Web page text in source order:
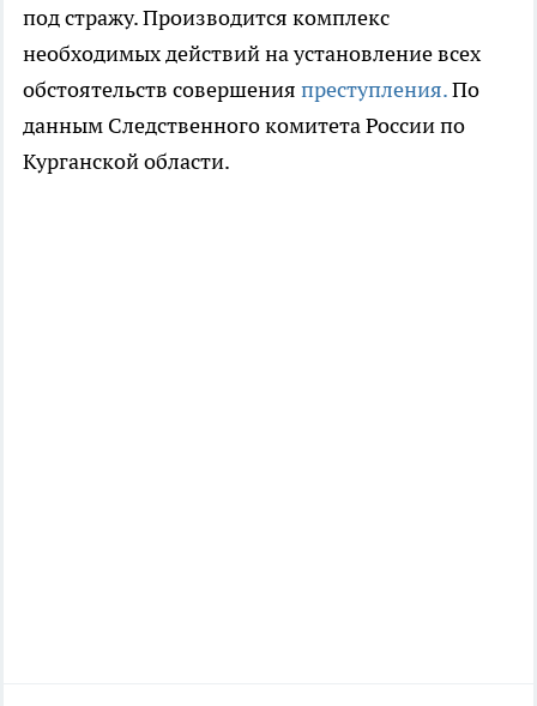
под стражу. Производится комплекс
необходимых действий на установление всех
обстоятельств совершения преступления.По
данным Следственного комитета России по
Курганской области.